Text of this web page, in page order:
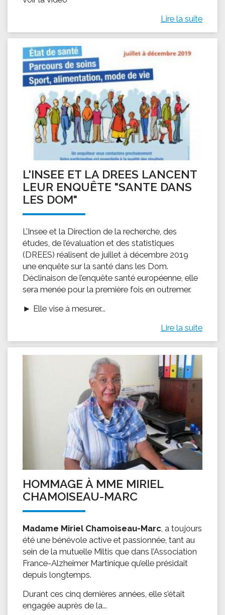
Lire la suite
L'INSEE ET LA DREES LANCENT
LEUR ENQUÊTE "SANTE DANS
LES DOM"
L’Insee et la Direction de la recherche, des
études, de l’évaluation et des statistiques
(DREES) réalisent de juillet à décembre 2019
une enquête sur la santé dans les Dom.
Déclinaison de l’enquête santé européenne, elle
sera menée pour la première fois en outremer.
► Elle vise à mesurer...
Lire la suite
HOMMAGE À MME MIRIEL
CHAMOISEAU-MARC
Madame Miriel Chamoiseau-Marc , a toujours
été une bénévole active et passionnée, tant au
sein de la mutuelle Miltis que dans l’Association
France-Alzheimer Martinique qu’elle présidait
depuis longtemps.
Durant ces cinq dernières années, elle s’était
engagée auprès de la...